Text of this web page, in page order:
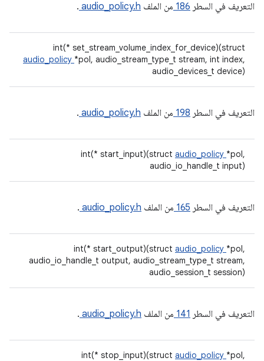
التعريف في السطر 186 من الملف audio_policy.h
.
int(* set_stream_volume_index_for_device)(struct
audio_policy *pol, audio_stream_type_t stream, int index,
audio_devices_t device)
التعريف في السطر 198 من الملف audio_policy.h
.
int(* start_input)(struct audio_policy *pol,
audio_io_handle_t input)
التعريف في السطر 165 من الملف audio_policy.h
.
int(* start_output)(struct audio_policy *pol,
audio_io_handle_t output, audio_stream_type_t stream,
audio_session_t session)
التعريف في السطر 141 من الملف audio_policy.h
.
int(* stop_input)(struct audio_policy *pol,